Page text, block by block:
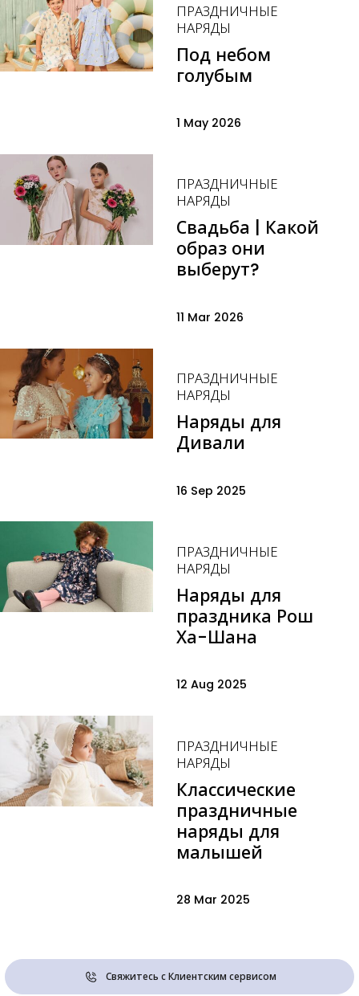
ПРАЗДНИЧНЫЕ
НАРЯДЫ
Под небом
голубым
1 May 2026
ПРАЗДНИЧНЫЕ
НАРЯДЫ
Свадьба | Какой
образ они
выберут?
11 Mar 2026
ПРАЗДНИЧНЫЕ
НАРЯДЫ
Наряды для
Дивали
16 Sep 2025
ПРАЗДНИЧНЫЕ
НАРЯДЫ
Наряды для
праздника Рош
Ха-Шана
12 Aug 2025
ПРАЗДНИЧНЫЕ
НАРЯДЫ
Классические
праздничные
наряды для
малышей
28 Mar 2025
Свяжитесь с Клиентским сервисом